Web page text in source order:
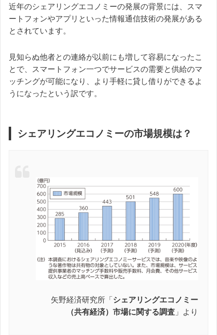
近年のシェアリングエコノミーの発展の背景には、スマ
ートフォンやアプリといった情報通信技術の発展がある
とされています。
見知らぬ他者との連絡が以前にも増して容易になったこ
とで、スマートフォン一つでサービスの需要と供給のマ
ッチングが可能になり、より手軽に貸し借りができるよ
うになったという訳です。
シェアリングエコノミーの市場規模は？
矢野経済研究所「 シェアリングエコノミー
（共有経済）市場に関する調査 」より